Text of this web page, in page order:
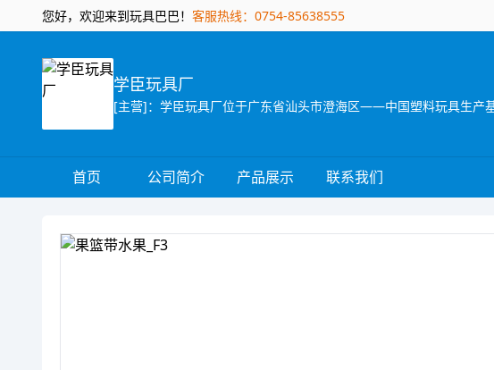
您好，欢迎来到玩具巴巴！ 客服热线：0754-85638555
学臣玩具厂
首页 公司简介 产品展示 联系我们